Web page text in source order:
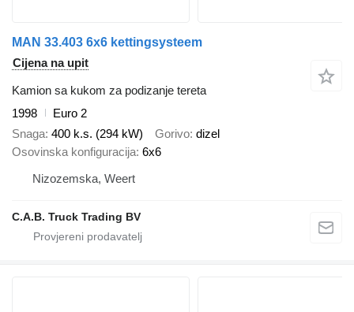
MAN 33.403 6x6 kettingsysteem
Cijena na upit
Kamion sa kukom za podizanje tereta
1998
Euro 2
Snaga 400 k.s. (294 kW) Gorivo dizel
Osovinska konfiguracija 6x6
Nizozemska, Weert
C.A.B. Truck Trading BV